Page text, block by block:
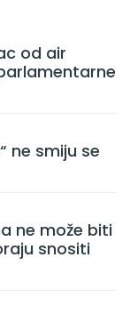
od air
ne smiju se
ne može biti
snositi